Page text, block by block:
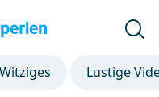
Witziges Lustige